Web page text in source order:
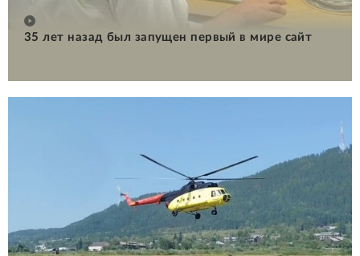
35 лет назад был запущен первый в мире сайт